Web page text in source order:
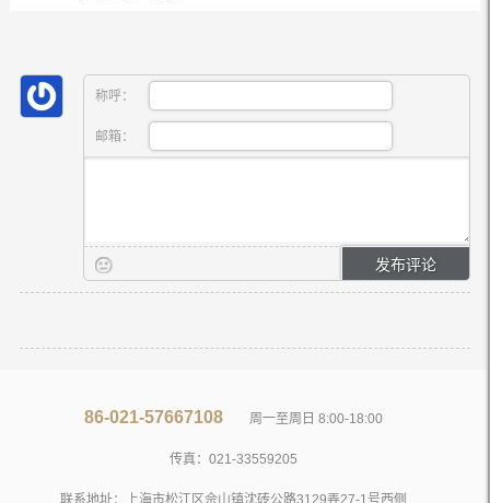
称呼：
邮箱：
86-021-57667108 周一至周日 8:00-18:00
传真：021-33559205